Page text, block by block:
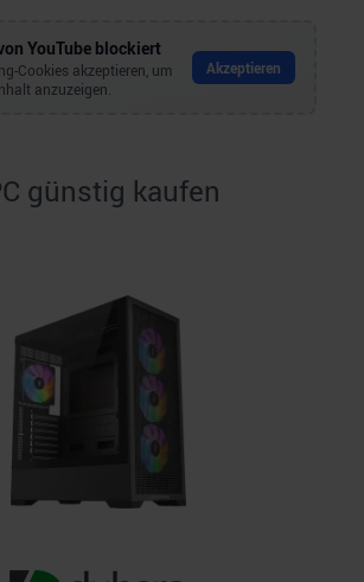
YouTube blockiert
Cookies akzeptieren, um
anzuzeigen.
Akzeptieren
günstig kaufen